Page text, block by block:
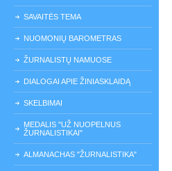
SAVAITĖS TEMA
NUOMONIŲ BAROMETRAS
ŽURNALISTŲ NAMUOSE
DIALOGAI APIE ŽINIASKLAIDĄ
SKELBIMAI
MEDALIS "UŽ NUOPELNUS
ŽURNALISTIKAI"
ALMANACHAS "ŽURNALISTIKA"